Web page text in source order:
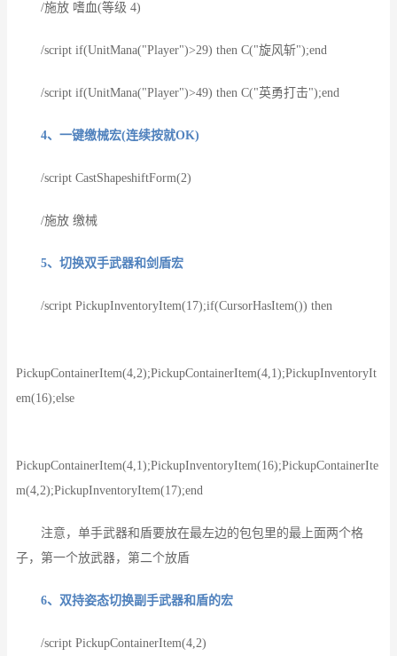
/施放 嗜血(等级 4)
/script if(UnitMana("Player")>29) then C("旋风斩");end
/script if(UnitMana("Player")>49) then C("英勇打击");end
4、一键缴械宏(连续按就OK)
/script CastShapeshiftForm(2)
/施放 缴械
5、切换双手武器和剑盾宏
/script PickupInventoryItem(17);if(CursorHasItem()) then
PickupContainerItem(4,2);PickupContainerItem(4,1);PickupInventoryIt
em(16);else
PickupContainerItem(4,1);PickupInventoryItem(16);PickupContainerIte
m(4,2);PickupInventoryItem(17);end
注意，单手武器和盾要放在最左边的包包里的最上面两个格
子，第一个放武器，第二个放盾
6、双持姿态切换副手武器和盾的宏
/script PickupContainerItem(4,2)